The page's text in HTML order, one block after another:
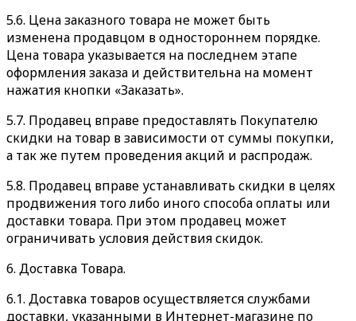
5.6. Цена заказного товара не может быть
изменена продавцом в одностороннем порядке.
Цена товара указывается на последнем этапе
оформления заказа и действительна на момент
нажатия кнопки «Заказать».
5.7. Продавец вправе предоставлять Покупателю
скидки на товар в зависимости от суммы покупки,
а так же путем проведения акций и распродаж.
5.8. Продавец вправе устанавливать скидки в целях
продвижения того либо иного способа оплаты или
доставки товара. При этом продавец может
ограничивать условия действия скидок.
6. Доставка Товара.
6.1. Доставка товаров осуществляется службами
доставки, указанными в Интернет-магазине по